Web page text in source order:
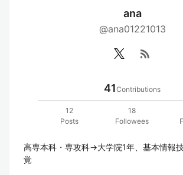
ana
@ana01221013
rss_feed
41Contributions
12
Posts
18
Followees
高専本科・専攻科→大学院1年、基本情報
覚